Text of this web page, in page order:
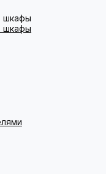
шкафы
шкафы